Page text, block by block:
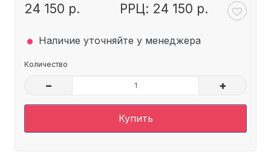
24 150 р. РРЦ: 24 150 р.
. Наличие уточняйте у менеджера
Количество
– +
Купить